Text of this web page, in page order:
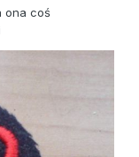
ona coś